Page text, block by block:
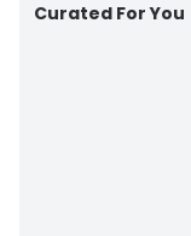
Curated For You